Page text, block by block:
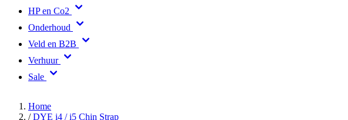
HP en Co2
Onderhoud
Veld en B2B
Verhuur
Sale
Home
/ DYE i4 / i5 Chin Strap